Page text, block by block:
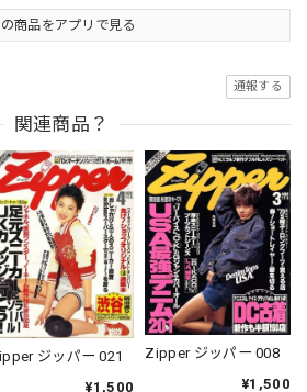
商品をアプリで見る
通報する
関連商品？
ジッパー 021
¥1,500
Zipper ジッパー 008
¥1,500